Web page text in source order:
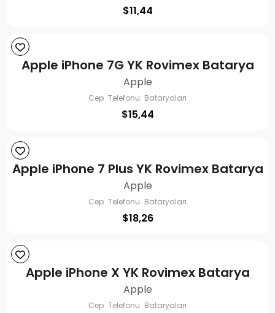
$11,44
Apple iPhone 7G YK Rovimex Batarya
Apple
Cep Telefonu Bataryaları
$15,44
Apple iPhone 7 Plus YK Rovimex Batarya
Apple
Cep Telefonu Bataryaları
$18,26
Apple iPhone X YK Rovimex Batarya
Apple
Cep Telefonu Bataryaları